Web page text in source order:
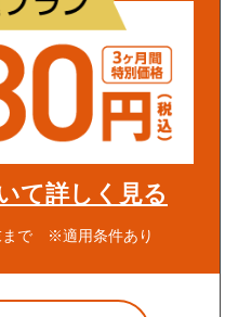
て詳しく見る
まで ※適用条件あり